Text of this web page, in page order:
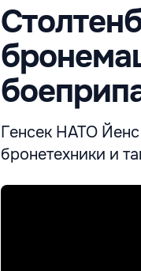
Генсек НАТО
бронетехники и